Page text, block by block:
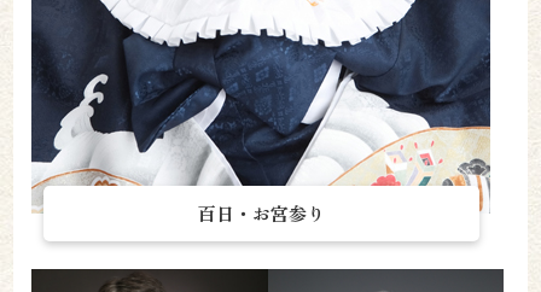
百日・お宮参り